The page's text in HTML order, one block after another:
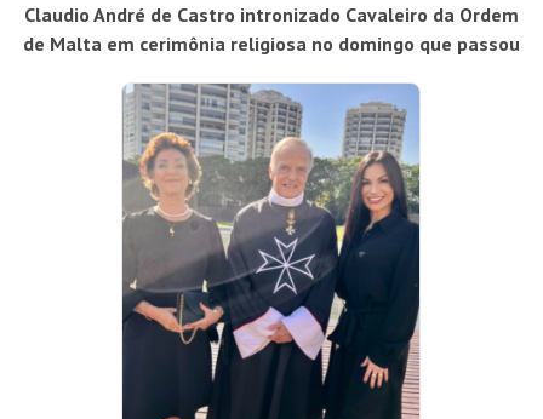
Claudio André de Castro intronizado Cavaleiro da Ordem
de Malta em cerimônia religiosa no domingo que passou